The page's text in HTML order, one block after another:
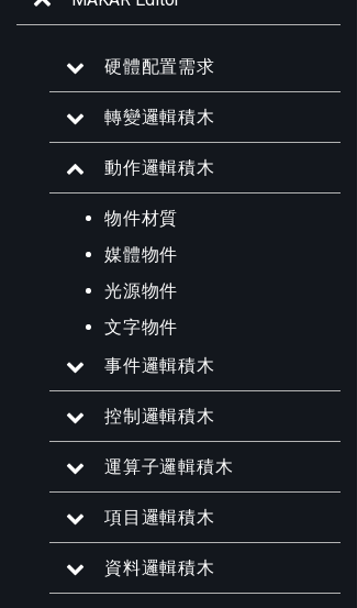
硬體配置需求
轉變邏輯積木
動作邏輯積木
物件材質
媒體物件
光源物件
文字物件
事件邏輯積木
控制邏輯積木
運算子邏輯積木
項目邏輯積木
資料邏輯積木